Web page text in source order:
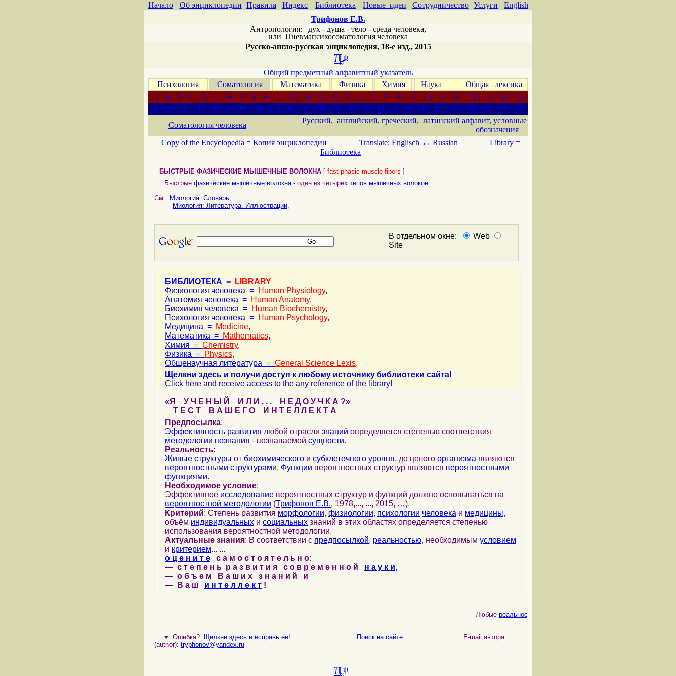
Начало Об энциклопедии Правила Индекс Библиотека Новые идеи Сотрудничество Услуги
English
Трифонов Е.В.
Антропология: дух - душа - тело - среда человека,
или Пневмапсихосоматология человека
Русско-англо-русская энциклопедия, 18-е изд., 2015
πψ
σ
Общий предметный алфавитный указатель
Психология
Соматология Математика Физика Химия
Наука Общая лексика
А
Б В Г Д Е Ж З И К Л М Н О П Р С Т У Ф Х Ц Ч Ш Щ Э Ю
Я
A
B C D E F G H I J K L M N O P Q R S T U V W X Y
Z
Соматология человека
Русский, английский, греческий, латинский алфавит, условные
обозначения
Copy of the Encyclopedia = Копия энциклопедии Translate: Englisch ↔ Russian
Library =
Библиотека
БЫСТРЫЕ ФАЗИЧЕСКИЕ МЫШЕЧНЫЕ ВОЛОКНА [ fast phasic muscle fibers ]
Быстрые фазические мышечные волокна- один из четырех типов мышечных волокон.
См.: Миология: Словарь,
Миология: Литература. Иллюстрации,
В отдельном окне:
Web
Site
БИБЛИОТЕКА =
LIBRARY
Физиология человека = Human Physiology,
Анатомия человека = Human Anatomy,
Биохимия человека = Human Biochemistry,
Психология человека = Human Psychology,
Медицина = Medicine,
Математика = Mathematics,
Химия = Chemistry,
Физика = Physics,
Общенаучная литература = General Science Lexis.
Щелкни здесь и получи доступ к любому источнику библиотеки сайта!
Click here and receive access to the any reference of the library!
«Я У Ч Е Н Ы Й И Л И . . . Н Е Д О У Ч К А ?»
Т Е С Т В А Ш Е Г О И Н Т Е Л Л Е К Т А
Предпосылка:
Эффективность развития любой отрасли знаний определяется степенью соответствия
методологии познания - познаваемой сущности.
Реальность:
Живые структуры от биохимического и субклеточного уровня, до целого организма являются
вероятностными структурами. Функции вероятностных структур являются вероятностными
функциями.
Необходимое условие:
Эффективное исследование вероятностных структур и функций должно основываться на
вероятностной методологии (Трифонов Е.В., 1978,..., ..., 2015, …).
Критерий: Степень развития морфологии, физиологии, психологии человека и медицины,
объём индивидуальных и социальных знаний в этих областях определяется степенью
использования вероятностной методологии.
Актуальные знания: В соответствии с предпосылкой, реальностью, необходимым условием
и критерием... ...
о ц е н и т е с а м о с т о я т е л ь н о:
— с т е п е н ь р а з в и т и я с о в р е м е н н о й н а у к и,
— о б ъ е м В а ш и х з н а н и й и
— В а ш и н т е л л е к т !
Любыереальности
♥ Ошибка? Щелкни здесь и исправь ее! Поиск на сайте E-mail автора
(author): tryphonov@yandex.ru
πψ